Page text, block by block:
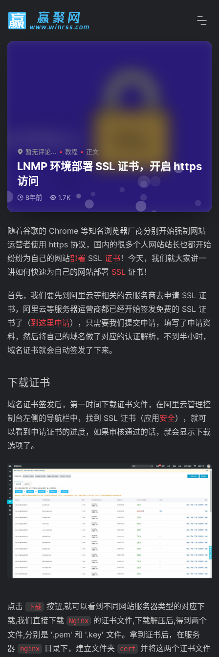
暂无评论... 教程 正文
LNMP 环境部署 SSL 证书，开启 https
访问
8年前 1.7K
随着谷歌的 Chrome 等知名浏览器厂商分别开始强制网站
运营者使用 https 协议，国内的很多个人网站站长也都开始
纷纷为自己的网站部署 SSL 证书 ！今天，我们就大家讲一
讲如何快速为自己的网站部署 SSL 证书！
首先，我们要先到阿里云等相关的云服务商去申请 SSL 证
书，阿里云等服务器运营商都已经开始签发免费的 SSL 证
书了（到这里申请），只需要我们提交申请，填写了申请资
料，然后将自己的域名做了对应的认证解析，不到半小时，
域名证书就会自动签发了下来。
下载证书
域名证书签发后，第一时间下载证书文件，在阿里云管理控
制台左侧的导航栏中，找到 SSL 证书（应用 安全），就可
以看到申请证书的进度，如果审核通过的话，就会显示下载
选项了。
点击 下载
按钮,就可以看到不同网站服务器类型的对应下
载,我们直接下载
Nginx
的证书文件,下载解压后,得到两个
文件,分别是 '.pem' 和 '.key' 文件。拿到证书后，在服务
器
nginx 目录下，建立文件夹 cert 并将这两个证书文件